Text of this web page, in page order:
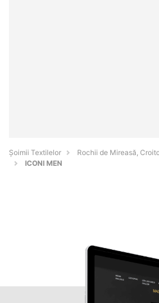
Șoimii Textilelor
Rochii de Mireasă,
ICONI MEN